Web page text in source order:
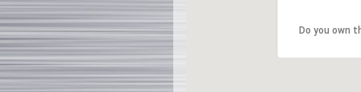
Do you own